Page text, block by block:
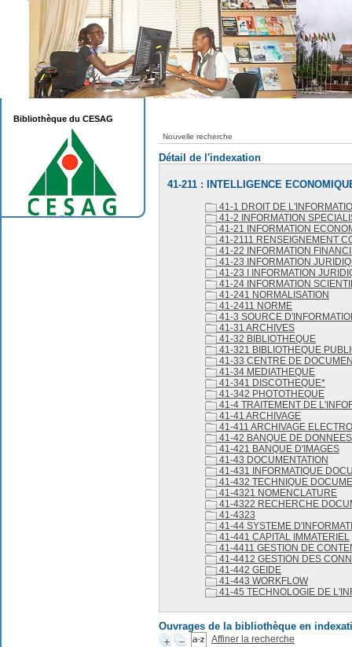
Nouvelle recherche
Détail de l'indexation
41-211 : INTELLIGENCE
41-1 DROIT DE
41-2 INFORMATION
41-21 INFORMATION
41-2111 RENSEIGNEMENT
41-22 INFORMATION
41-23 INFORMATION
41-23 I INFORMATION
41-24 INFORMATION
41-241 NORMALISATION
41-2411 NORME
41-3 SOURCE
41-31 ARCHIVES
41-32 BIBLIOTHEQUE
41-321 BIBLIOTHEQUE
41-33 CENTRE DE
41-34 MEDIATHEQUE
41-341 DISCOTHEQUE*
41-342 PHOTOTHEQUE
41-4 TRAITEMENT DE
41-41 ARCHIVAGE
41-411 ARCHIVAGE
41-42 BANQUE DE
41-421 BANQUE D'IMAGES
41-43 DOCUMENTATION
41-431 INFORMATIQUE
41-432 TECHNIQUE
41-4321 NOMENCLATURE
41-4322 RECHERCHE
41-4323
41-44 SYSTEME
41-441 CAPITAL IMMATERIEL
41-4411 GESTION DE
41-4412 GESTION DES
41-442 GEIDE
41-443 WORKFLOW
41-45 TECHNOLOGIE DE
Ouvrages de la bibliothèque en
Affiner la recherche
Bibliothèque du CESAG